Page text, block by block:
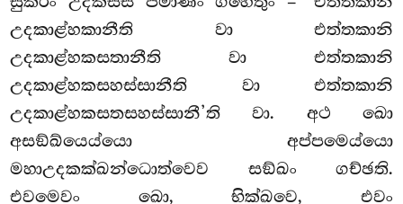
උදකාළ්හකානීති වා එත්තකානි
උදකාළ්හකසතානීති වා එත්තකානි
උදකාළ්හකසහස්සානීති වා එත්තකානි
උදකාළ්හකසතසහස්සානී’ති වා. අථ ඛො
අසඞ්ඛ්යෙය්යො අප්පමෙය්යො
මහාඋදකක්ඛන්ධොත්වෙව සඞ්ඛං ගච්ඡති.
එවමෙවං ඛො, භික්ඛවෙ, එවං